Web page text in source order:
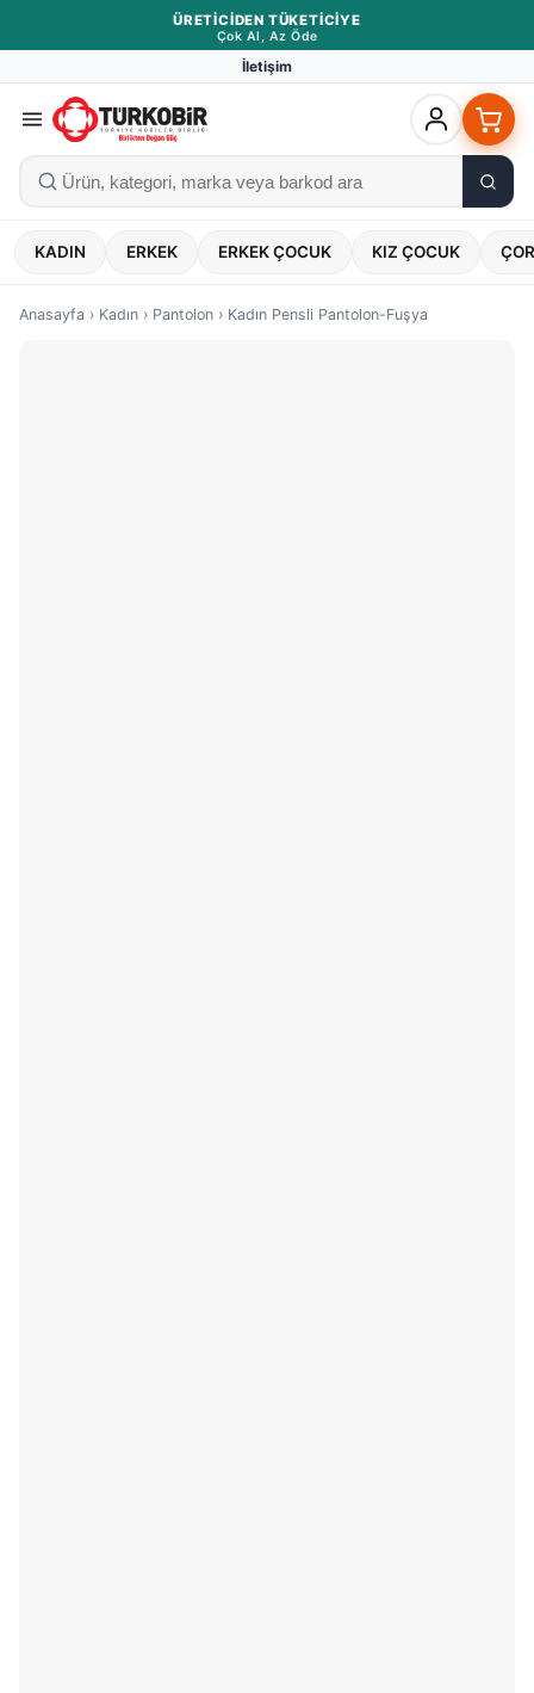
ÜRETICIDEN TÜKETICIYE
Çok Al, Az Öde
İletişim
KADIN ERKEK ERKEK ÇOCUK KIZ ÇOCUK
Anasayfa › Kadın › Pantolon › Kadın Pensli Pantolon-Fuşya